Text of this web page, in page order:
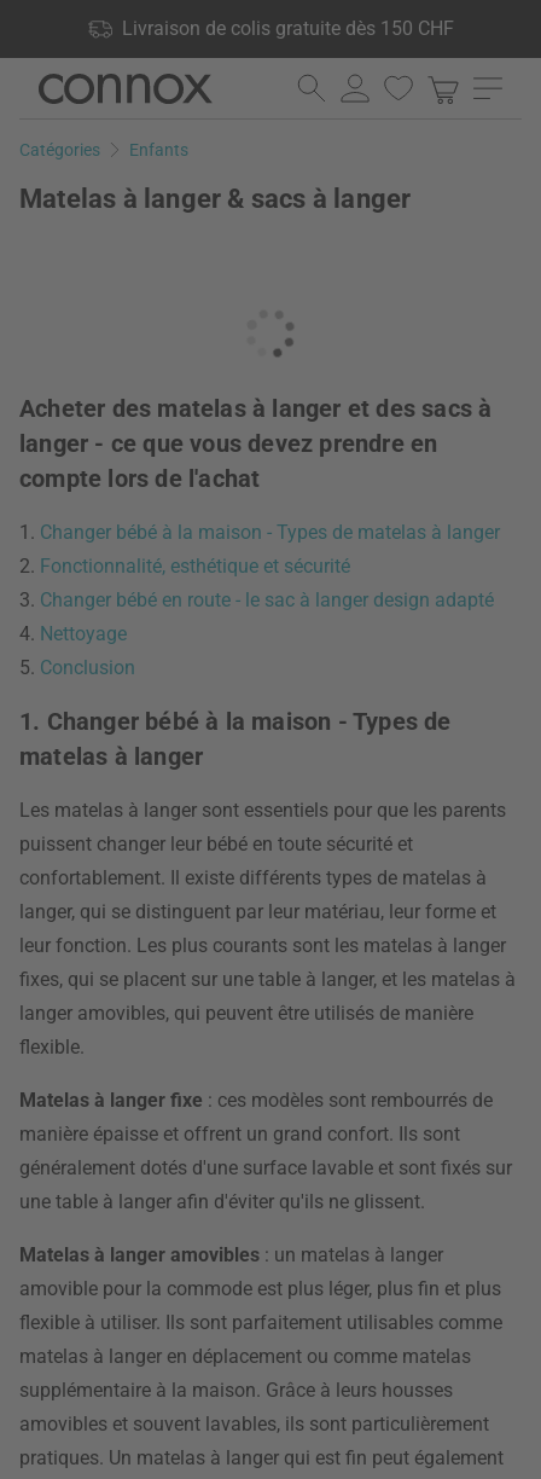
Livraison de colis gratuite dès 150 CHF
produits en stock, Droit de retour de 60 jours
Aller
contenu
Aller
la
Catégories Enfants
Matelas à langer & sacs à langer
Acheter des matelas à langer et des sacs à
langer - ce que vous devez prendre en
compte lors de l'achat
1. Changer bébé à la maison - Types de matelas à langer
2. Fonctionnalité, esthétique et sécurité
3. Changer bébé en route - le sac à langer design adapté
4. Nettoyage
5. Conclusion
1. Changer bébé à la maison - Types de
matelas à langer
Les matelas à langer sont essentiels pour que les parents
puissent changer leur bébé en toute sécurité et
confortablement. Il existe différents types de matelas à
langer, qui se distinguent par leur matériau, leur forme et
leur fonction. Les plus courants sont les matelas à langer
fixes, qui se placent sur une table à langer, et les matelas à
langer amovibles, qui peuvent être utilisés de manière
flexible.
Matelas à langer fixe : ces modèles sont rembourrés de
manière épaisse et offrent un grand confort. Ils sont
généralement dotés d'une surface lavable et sont fixés sur
une table à langer afin d'éviter qu'ils ne glissent.
Matelas à langer amovibles : un matelas à langer
amovible pour la commode est plus léger, plus fin et plus
flexible à utiliser. Ils sont parfaitement utilisables comme
matelas à langer en déplacement ou comme matelas
supplémentaire à la maison. Grâce à leurs housses
amovibles et souvent lavables, ils sont particulièrement
pratiques. Un matelas à langer qui est fin peut également